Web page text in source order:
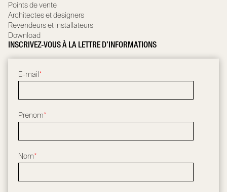
Points de vente
Architectes et designers
Revendeurs et installateurs
Download
INSCRIVEZ-VOUS À LA LETTRE D’INFORMATIONS
E-mail *
Prenom*
Nom*